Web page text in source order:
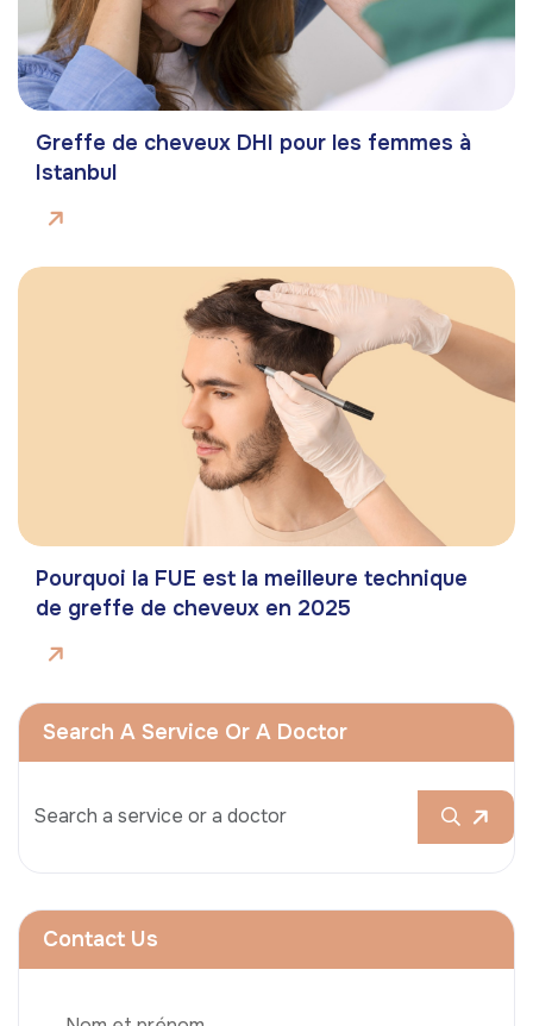
Greffe de cheveux DHI pour les femmes à
Istanbul
Pourquoi la FUE est la meilleure technique
de greffe de cheveux en 2025
Search A Service Or A Doctor
Contact Us